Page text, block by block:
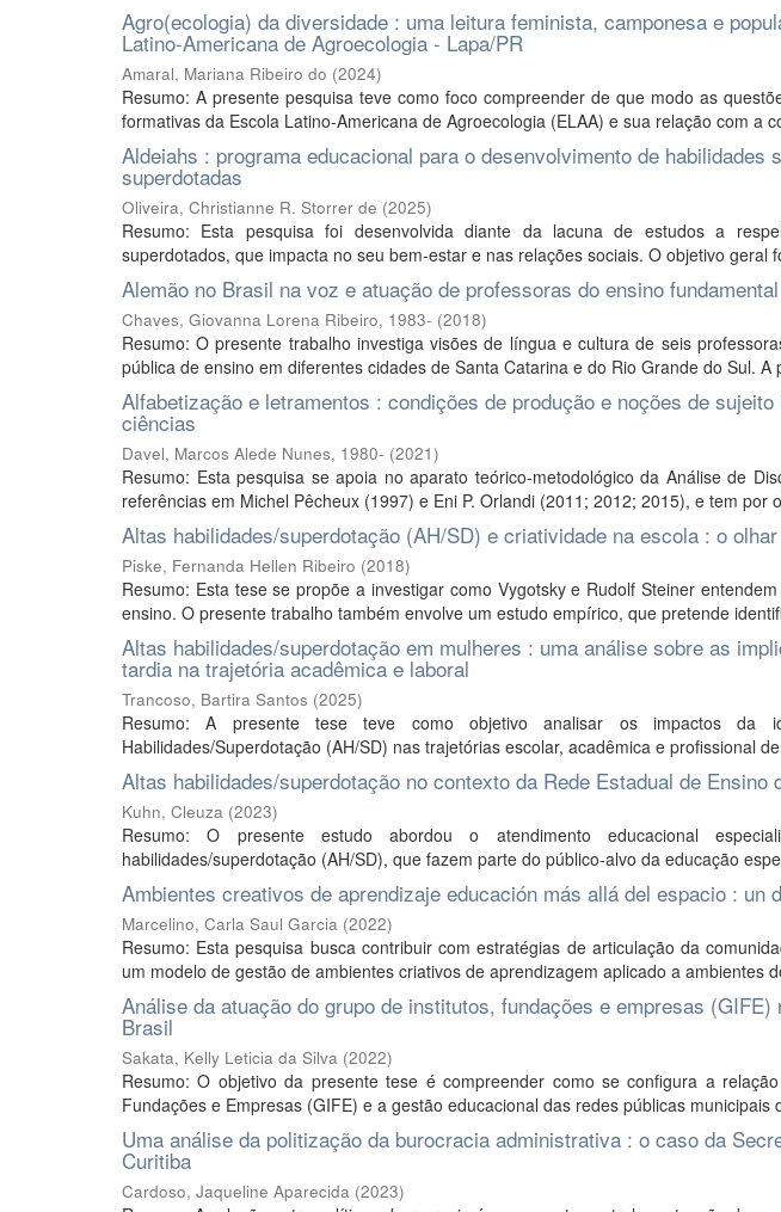
Agro(ecologia) da diversidade : uma leitura feminista, camponesa e
Latino-Americana de Agroecologia - Lapa/PR
Amaral, Mariana Ribeiro do (2024)
Resumo: A presente pesquisa teve como foco compreender de que modo as
formativas da Escola Latino-Americana de Agroecologia (ELAA) e sua relação com a
Aldeiahs : programa educacional para o desenvolvimento de habilidades
superdotadas
Oliveira, Christianne R. Storrer de (2025)
Resumo: Esta pesquisa foi desenvolvida diante da lacuna de estudos a
superdotados, que impacta no seu bem-estar e nas relações sociais. O objetivo geral
Alemão no Brasil na voz e atuação de professoras do ensino
Chaves, Giovanna Lorena Ribeiro, 1983- (2018)
Resumo: O presente trabalho investiga visões de língua e cultura de seis
pública de ensino em diferentes cidades de Santa Catarina e do Rio Grande do Sul. A
Alfabetização e letramentos : condições de produção e noções de
ciências
Davel, Marcos Alede Nunes, 1980- (2021)
Resumo: Esta pesquisa se apoia no aparato teórico-metodológico da Análise de
referências em Michel Pêcheux (1997) e Eni P. Orlandi (2011; 2012; 2015), e tem por
Altas habilidades/superdotação (AH/SD) e criatividade na escola : o
Piske, Fernanda Hellen Ribeiro (2018)
Resumo: Esta tese se propõe a investigar como Vygotsky e Rudolf Steiner
ensino. O presente trabalho também envolve um estudo empírico, que pretende
Altas habilidades/superdotação em mulheres : uma análise sobre as
tardia na trajetória acadêmica e laboral
Trancoso, Bartira Santos (2025)
Resumo: A presente tese teve como objetivo analisar os impactos da
Habilidades/Superdotação (AH/SD) nas trajetórias escolar, acadêmica e profissional
Altas habilidades/superdotação no contexto da Rede Estadual de Ensino
Kuhn, Cleuza (2023)
Resumo: O presente estudo abordou o atendimento educacional
habilidades/superdotação (AH/SD), que fazem parte do público-alvo da educação
Ambientes creativos de aprendizaje educación más allá del espacio : un
Marcelino, Carla Saul Garcia (2022)
Resumo: Esta pesquisa busca contribuir com estratégias de articulação da
um modelo de gestão de ambientes criativos de aprendizagem aplicado a ambientes
Análise da atuação do grupo de institutos, fundações e empresas
Brasil
Sakata, Kelly Leticia da Silva (2022)
Resumo: O objetivo da presente tese é compreender como se configura a
Fundações e Empresas (GIFE) e a gestão educacional das redes públicas municipais
Uma análise da politização da burocracia administrativa : o caso da
Curitiba
Cardoso, Jaqueline Aparecida (2023)